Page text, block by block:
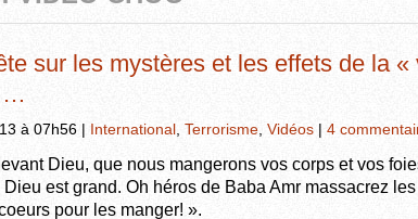
sur les mystères et les effets de la «
…
à 07h56 | International Terrorisme Vidéos | 4
Dieu, que nous mangerons vos corps et vos
est grand. Oh héros de Baba Amr massacrez
pour les manger! ».